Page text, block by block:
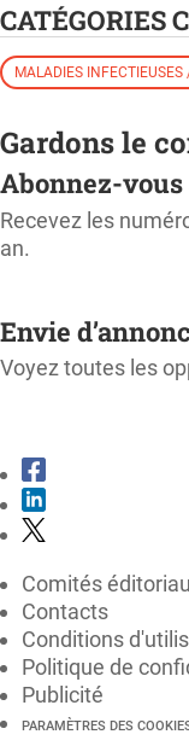
CATÉGORIES
MALADIES
Gardons le
Abonnez-
Recevez les
an.
Envie
Voyez toutes les
Comités
Contacts
Conditions
Politique de
Publicité
PARAMÈTRES DES